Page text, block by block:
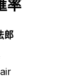
率
郎